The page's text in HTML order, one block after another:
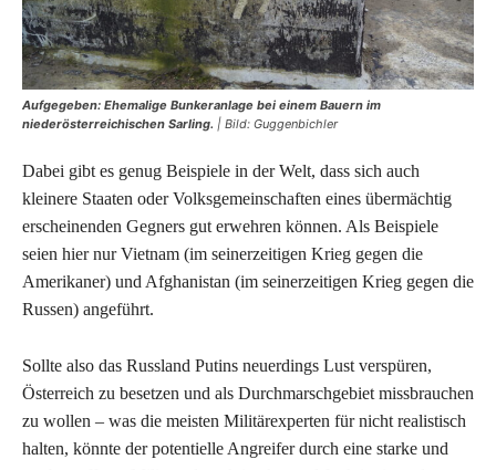
Aufgegeben: Ehemalige Bunkeranlage bei einem Bauern im
niederösterreichischen Sarling. | Bild: Guggenbichler
Dabei gibt es genug Beispiele in der Welt, dass sich auch
kleinere Staaten oder Volksgemeinschaften eines übermächtig
erscheinenden Gegners gut erwehren können. Als Beispiele
seien hier nur Vietnam (im seinerzeitigen Krieg gegen die
Amerikaner) und Afghanistan (im seinerzeitigen Krieg gegen die
Russen) angeführt.
Sollte also das Russland Putins neuerdings Lust verspüren,
Österreich zu besetzen und als Durchmarschgebiet missbrauchen
zu wollen – was die meisten Militärexperten für nicht realistisch
halten, könnte der potentielle Angreifer durch eine starke und